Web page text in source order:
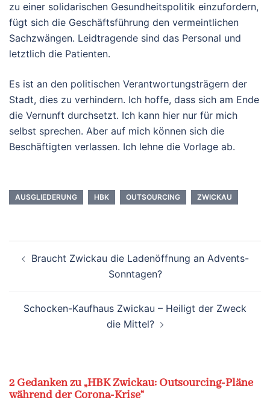
zu einer solidarischen Gesundheitspolitik einzufordern,
fügt sich die Geschäftsführung den vermeintlichen
Sachzwängen. Leidtragende sind das Personal und
letztlich die Patienten.
Es ist an den politischen Verantwortungsträgern der
Stadt, dies zu verhindern. Ich hoffe, dass sich am Ende
die Vernunft durchsetzt. Ich kann hier nur für mich
selbst sprechen. Aber auf mich können sich die
Beschäftigten verlassen. Ich lehne die Vorlage ab.
AUSGLIEDERUNG HBK OUTSOURCING ZWICKAU
Braucht Zwickau die Ladenöffnung an Advents-
Sonntagen?
Schocken-Kaufhaus Zwickau – Heiligt der Zweck
die Mittel?
2 Gedanken zu „HBK Zwickau: Outsourcing-Pläne
während der Corona-Krise“